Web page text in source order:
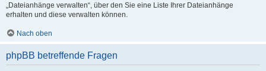
„Dateianhänge verwalten“, über den Sie eine Liste Ihrer Dateianhänge
erhalten und diese verwalten können.
Nach oben
phpBB betreffende Fragen